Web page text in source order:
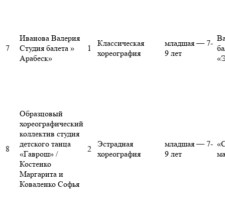
7
Иванова Валерия
Студия балета »
Арабеск»
1
Классическая
хореография
младшая — 7-
9 лет
8
Образцовый
хореографический
коллектив студия
детского танца
«Гаврош» /
Костенко
Маргарита и
Коваленко Софья
2
Эстрадная
хореография
младшая — 7-
9 лет